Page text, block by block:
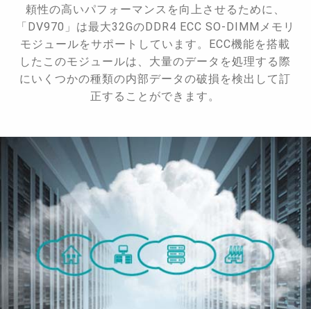
頼性の高いパフォーマンスを向上させるために、
「DV970」は最大32GのDDR4 ECC SO-DIMMメモリ
モジュールをサポートしています。ECC機能を搭載
したこのモジュールは、大量のデータを処理する際
にいくつかの種類の内部データの破損を検出して訂
正することができます。